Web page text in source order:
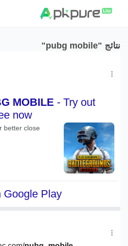
نتائج "pubg mobile"